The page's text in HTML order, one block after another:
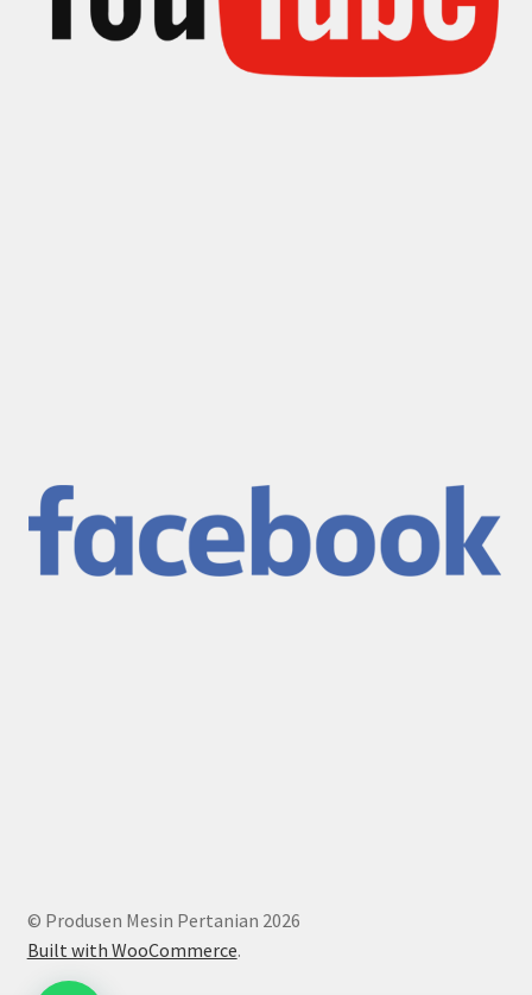
© Produsen Mesin Pertanian 2026
Built with WooCommerce.